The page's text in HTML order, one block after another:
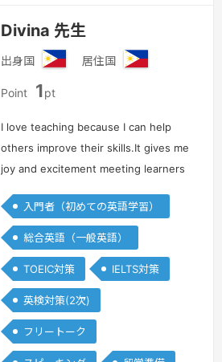
Divina 先生
出身国
ィ
ピ
ン
居住国
ピ
ン
Point 1pt
I love teaching because I can help
others improve their skills.It gives me
joy and excitement meeting learners
with wonderful enthusiasm and
positivity.I'm interest…続きを見る »
入門者（初めての英語学習）
総合英語（一般英語）
TOEIC対策 IELTS対策
英検対策(2次)
フリートーク